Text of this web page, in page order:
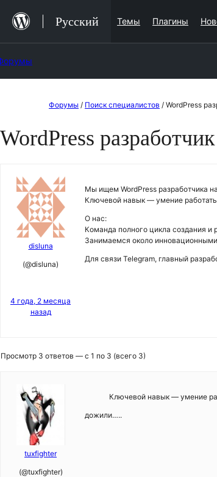
содержимому
Русский Темы Плагины
содержимому
Форумы / Поиск специалистов / WordPress
WordPress разработчик
disluna
(@disluna)
4 года, 2 месяца
назад
Мы ищем WordPress разработчика
Ключевой навык — умение
О нас:
Команда полного цикла создания и
Занимаемся около
Для связи Telegram, главный
Просмотр 3 ответов — с 1 по 3 (всего 3)
tuxfighter
(@tuxfighter)
Ключевой навык — умение
дожили…..